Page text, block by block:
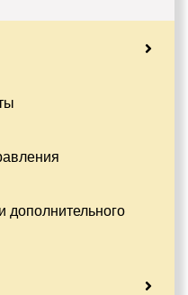
дополнительного